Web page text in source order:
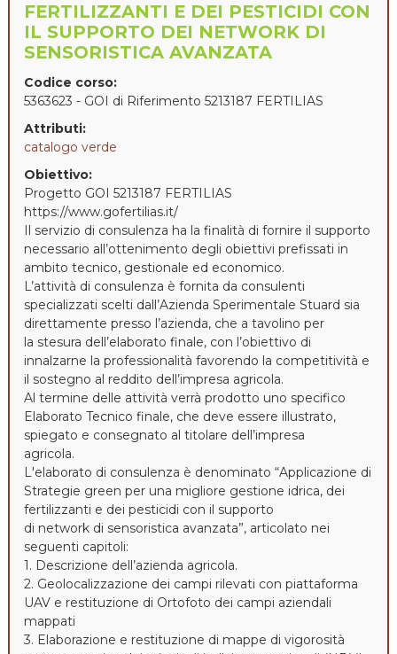
FERTILIZZANTI E DEI PESTICIDI CON
IL SUPPORTO DEI NETWORK DI
SENSORISTICA AVANZATA
Codice corso:
5363623 - GOI di Riferimento 5213187 FERTILIAS
Attributi:
catalogo verde
Obiettivo:
Progetto GOI 5213187 FERTILIAS
https://www.gofertilias.it/
Il servizio di consulenza ha la finalità di fornire il supporto
necessario all’ottenimento degli obiettivi prefissati in
ambito tecnico, gestionale ed economico.
L’attività di consulenza è fornita da consulenti
specializzati scelti dall’Azienda Sperimentale Stuard sia
direttamente presso l’azienda, che a tavolino per
la stesura dell’elaborato finale, con l’obiettivo di
innalzarne la professionalità favorendo la competitività e
il sostegno al reddito dell’impresa agricola.
Al termine delle attività verrà prodotto uno specifico
Elaborato Tecnico finale, che deve essere illustrato,
spiegato e consegnato al titolare dell’impresa
agricola.
L'elaborato di consulenza è denominato “Applicazione di
Strategie green per una migliore gestione idrica, dei
fertilizzanti e dei pesticidi con il supporto
di network di sensoristica avanzata”, articolato nei
seguenti capitoli:
1. Descrizione dell’azienda agricola.
2. Geolocalizzazione dei campi rilevati con piattaforma
UAV e restituzione di Ortofoto dei campi aziendali
mappati
3. Elaborazione e restituzione di mappe di vigorosità